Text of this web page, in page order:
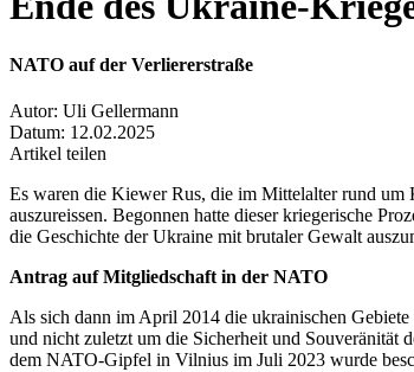
NATO auf der Verliererstraße
Autor: Uli Gellermann
Datum: 12.02.2025
Artikel teilen
Es waren die Kiewer Rus, die im Mittelalter rund
auszureissen. Begonnen hatte dieser kriegerische
die Geschichte der Ukraine mit brutaler Gewalt
Antrag auf Mitgliedschaft in der NATO
Als sich dann im April 2014 die ukrainischen
und nicht zuletzt um die Sicherheit und Souveränität
dem NATO-Gipfel in Vilnius im Juli 2023 wurde